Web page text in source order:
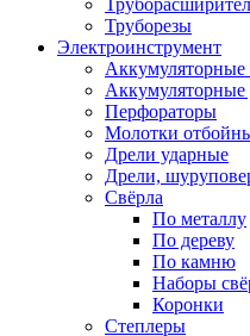
Труборезы
Электроинструмент
Аккумуляторные
Перфораторы
Молотки
Дрели ударные
Дрели,
Свёрла
По металлу
По дереву
По камню
Наборы
Коронки
Степлеры